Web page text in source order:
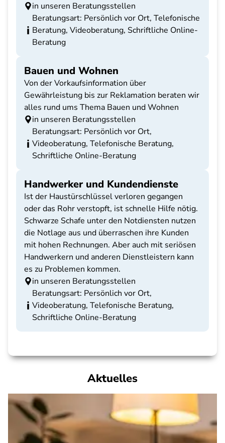
in unseren Beratungsstellen
Beratungsart: Persönlich vor Ort, Telefonische
Beratung, Videoberatung, Schriftliche Online-
Beratung
Bauen und Wohnen
Von der Vorkaufsinformation über
Gewährleistung bis zur Reklamation beraten wir
alles rund ums Thema Bauen und Wohnen
in unseren Beratungsstellen
Beratungsart: Persönlich vor Ort,
Videoberatung, Telefonische Beratung,
Schriftliche Online-Beratung
Handwerker und Kundendienste
Ist der Haustürschlüssel verloren gegangen
oder das Rohr verstopft, ist schnelle Hilfe nötig.
Schwarze Schafe unter den Notdiensten nutzen
die Notlage aus und überraschen ihre Kunden
mit hohen Rechnungen. Aber auch mit seriösen
Handwerkern und anderen Dienstleistern kann
es zu Problemen kommen.
in unseren Beratungsstellen
Beratungsart: Persönlich vor Ort,
Videoberatung, Telefonische Beratung,
Schriftliche Online-Beratung
Aktuelles